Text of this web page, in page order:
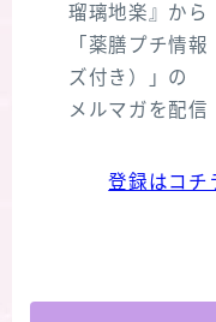
瑠璃地楽』から
「薬膳プチ情
ズ付き）」の
メルマガを配信
登録はコチ